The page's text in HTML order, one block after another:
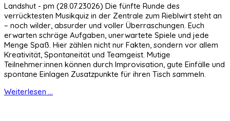
Landshut - pm (28.07.23026) Die fünfte Runde des
verrücktesten Musikquiz in der Zentrale zum Rieblwirt steht an
– noch wilder, absurder und voller Überraschungen. Euch
erwarten schräge Aufgaben, unerwartete Spiele und jede
Menge Spaß. Hier zählen nicht nur Fakten, sondern vor allem
Kreativität, Spontaneität und Teamgeist. Mutige
Teilnehmer:innen können durch Improvisation, gute Einfälle und
spontane Einlagen Zusatzpunkte für ihren Tisch sammeln.
Weiterlesen ...